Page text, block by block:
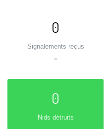
0
Signalements reçus
=
0
Nids détruits